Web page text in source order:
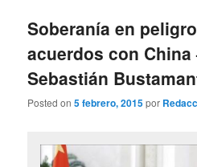
Soberanía en
acuerdos con China
Sebastián
Posted on5 febrero, 2015por